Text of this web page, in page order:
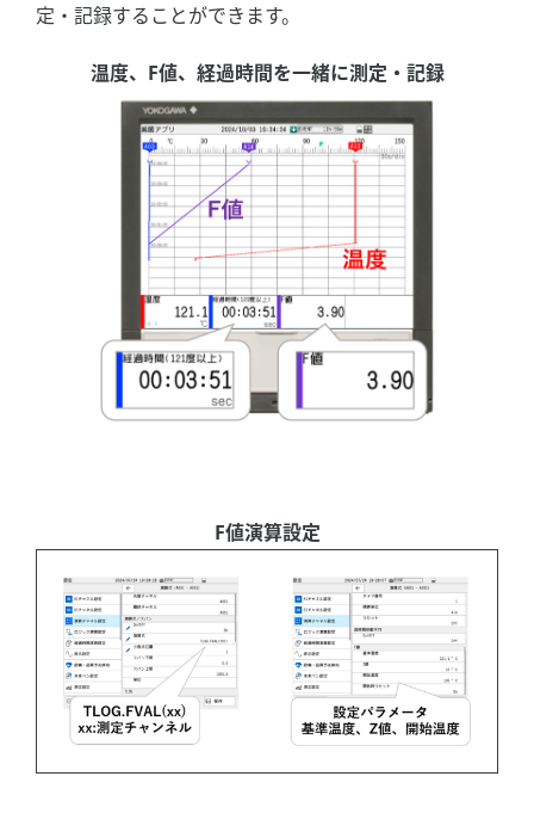
定・記録することができます。
温度、F値、経過時間を一緒に測定・記録
F値演算設定